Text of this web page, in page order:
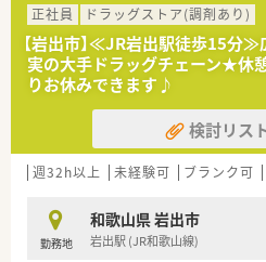
正社員
ドラッグストア(調剤あり)
【岩出市】≪JR岩出駅徒歩15分≫
実の大手ドラッグチェーン★休
りお休みできます♪
検討リス
週32h以上 未経験可 ブランク可
勤務地
和歌山県 岩出市
岩出駅 (JR和歌山線)